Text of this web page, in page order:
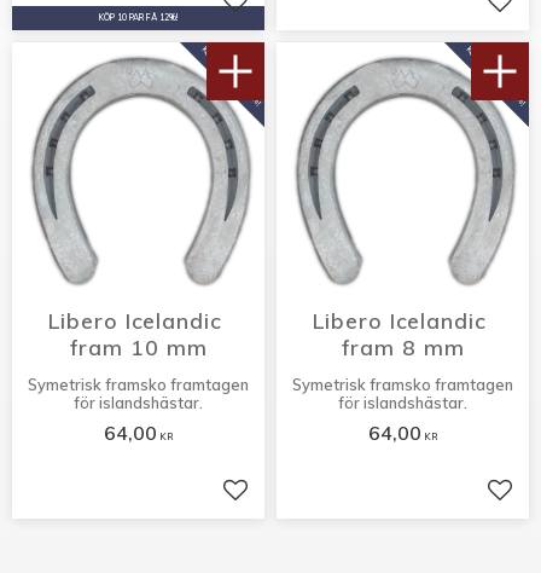
KÖP 10 PAR FÅ 12%! Lägg till i favoriter
Libero Icelandic
fram 10 mm
Symetrisk framsko framtagen
för islandshästar.
64,00 KR
KÖP 10 PAR FÅ 12%!
Lägg till i favoriter
Libero Icelandic
fram 8 mm
Symetrisk framsko framtagen
för islandshästar.
64,00 KR
KÖP 10 PAR FÅ 12%!